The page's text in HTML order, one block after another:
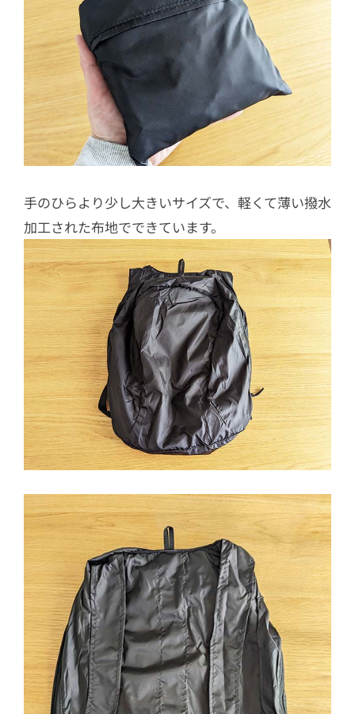
手のひらより少し大きいサイズで、軽くて薄い撥水
加工された布地でできています。